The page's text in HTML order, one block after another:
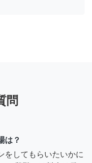
問
は？
をしてもらいたいかに